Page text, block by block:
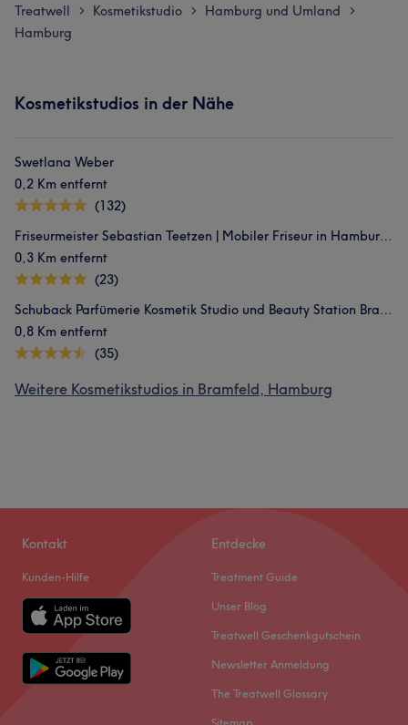
Treatwell > Kosmetikstudio > Hamburg und Umland >
Hamburg
Kosmetikstudios in der Nähe
Swetlana Weber
0,2 Km entfernt
(132)
Friseurmeister Sebastian Teetzen | Mobiler Friseur in Hamburg & Salontermine in Bramfeld
0,3 Km entfernt
(23)
Schuback Parfümerie Kosmetik Studio und Beauty Station Bramfeld
0,8 Km entfernt
(35)
Weitere Kosmetikstudios in Bramfeld, Hamburg
Kontakt
Kunden-Hilfe
Entdecke
Treatment Guide
Unser Blog
Treatwell Geschenkgutschein
Newsletter Anmeldung
The Treatwell Glossary